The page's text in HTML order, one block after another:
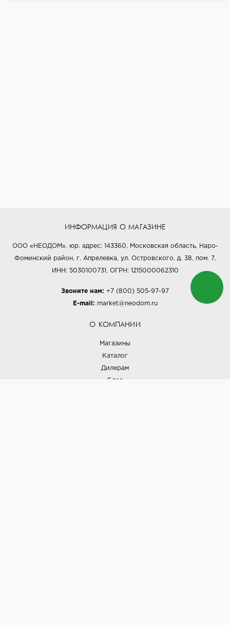
ИНФОРМАЦИЯ О МАГАЗИНЕ
ООО «НЕОДОМ», юр. адрес: 143360, Московская область, Наро-
Фоминский район, г. Апрелевка, ул. Островского, д. 38, пом. 7,
ИНН: 5030100731, ОГРН: 1215000062310
Звоните нам: +7 (800) 505-97-97
E-mail: market@neodom.ru
О КОМПАНИИ
Магазины
Каталог
Дилерам
Блог